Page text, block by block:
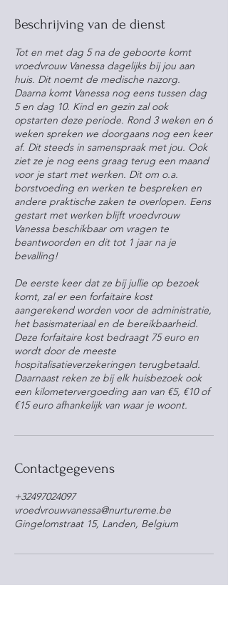
Beschrijving van de dienst
Tot en met dag 5 na de geboorte komt
vroedvrouw Vanessa dagelijks bij jou aan
huis. Dit noemt de medische nazorg.
Daarna komt Vanessa nog eens tussen dag
5 en dag 10. Kind en gezin zal ook
opstarten deze periode. Rond 3 weken en 6
weken spreken we doorgaans nog een keer
af. Dit steeds in samenspraak met jou. Ook
ziet ze je nog eens graag terug een maand
voor je start met werken. Dit om o.a.
borstvoeding en werken te bespreken en
andere praktische zaken te overlopen. Eens
gestart met werken blijft vroedvrouw
Vanessa beschikbaar om vragen te
beantwoorden en dit tot 1 jaar na je
bevalling!
De eerste keer dat ze bij jullie op bezoek
komt, zal er een forfaitaire kost
aangerekend worden voor de administratie,
het basismateriaal en de bereikbaarheid.
Deze forfaitaire kost bedraagt 75 euro en
wordt door de meeste
hospitalisatieverzekeringen terugbetaald.
Daarnaast reken ze bij elk huisbezoek ook
een kilometervergoeding aan van €5, €10 of
€15 euro afhankelijk van waar je woont.
Contactgegevens
+32497024097
vroedvrouwvanessa@nurtureme.be
Gingelomstraat 15, Landen, Belgium